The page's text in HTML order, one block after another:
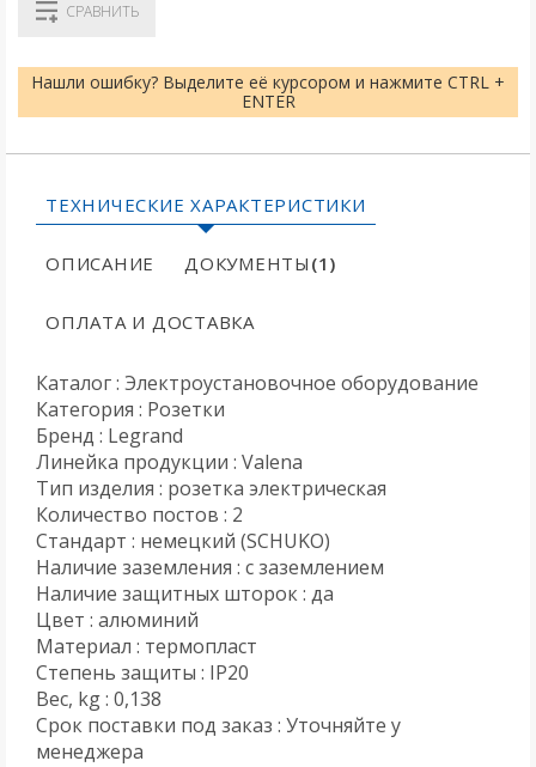
СРАВНИТЬ
Нашли ошибку? Выделите её курсором и нажмите CTRL +
ENTER
ТЕХНИЧЕСКИЕ ХАРАКТЕРИСТИКИ
ОПИСАНИЕ ДОКУМЕНТЫ (1)
ОПЛАТА И ДОСТАВКА
Каталог : Электроустановочное оборудование
Категория : Розетки
Бренд : Legrand
Линейка продукции : Valena
Тип изделия : розетка электрическая
Количество постов : 2
Стандарт : немецкий (SCHUKO)
Наличие заземления : с заземлением
Наличие защитных шторок : да
Цвет : алюминий
Материал : термопласт
Степень защиты : IP20
Вес, kg : 0,138
Срок поставки под заказ : Уточняйте у
менеджера